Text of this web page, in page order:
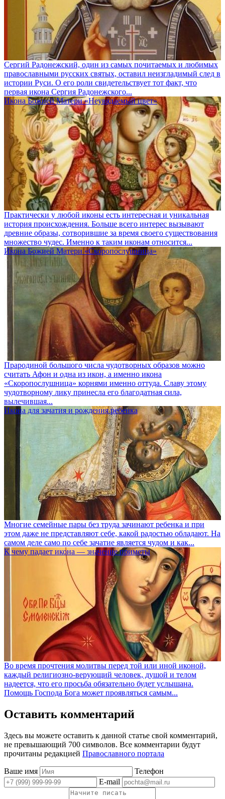
Сергий Радонежский, один из самых почитаемых и любимых
православными русских святых, оставил неизгладимый след в
истории Руси. О его роли свидетельствует тот факт, что
первая икона Сергия Радонежского...
Икона Божией Матери «Неувядаемый цвет»
Практически у любой иконы есть интересная и уникальная
история происхождения. Больше всего интерес вызывают
древние образы, сотворившие за время своего существования
множество чудес. Именно к таким иконам относится...
Икона Божией Матери «Скоропослушница»
Прародиной большого числа чудотворных образов можно
считать Афон и одна из икон, а именно икона
«Скоропослушница» корнями именно оттуда. Славу этому
чудотворному лику принесла его благодатная сила,
вылечившая...
Икона для зачатия и рождения ребенка
Многие семейные пары без труда зачинают ребенка и при
этом даже не представляют себе, какой радостью обладают. На
самом деле само по себе зачатие является чудом и как...
К чему падает икона — значение приметы
Во время прочтения молитвы перед той или иной иконой,
каждый религиозно-верующий человек, душой и телом
надеется, что его просьба обязательно будет услышана.
Помощь Господа Бога может проявляться самым...
Оставить комментарий
Здесь вы можете оставить к данной статье свой комментарий,
не превышающий 700 символов. Все комментарии будут
прочитаны редакцией Православного портала
Ваше имя
Телефон
E-mail